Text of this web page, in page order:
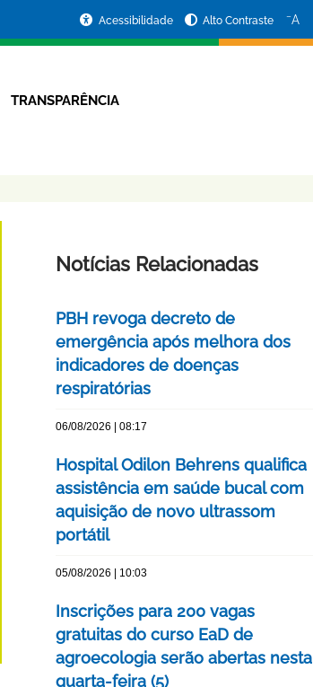
Acessibilidade Alto Contraste −A
TRANSPARÊNCIA
Notícias Relacionadas
PBH revoga decreto de
emergência após melhora dos
indicadores de doenças
respiratórias
06/08/2026 | 08:17
Hospital Odilon Behrens qualifica
assistência em saúde bucal com
aquisição de novo ultrassom
portátil
05/08/2026 | 10:03
Inscrições para 200 vagas
gratuitas do curso EaD de
agroecologia serão abertas nesta
quarta-feira (5)